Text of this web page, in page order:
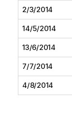
2/3/2014
14/5/2014
13/6/2014
7/7/2014
4/8/2014